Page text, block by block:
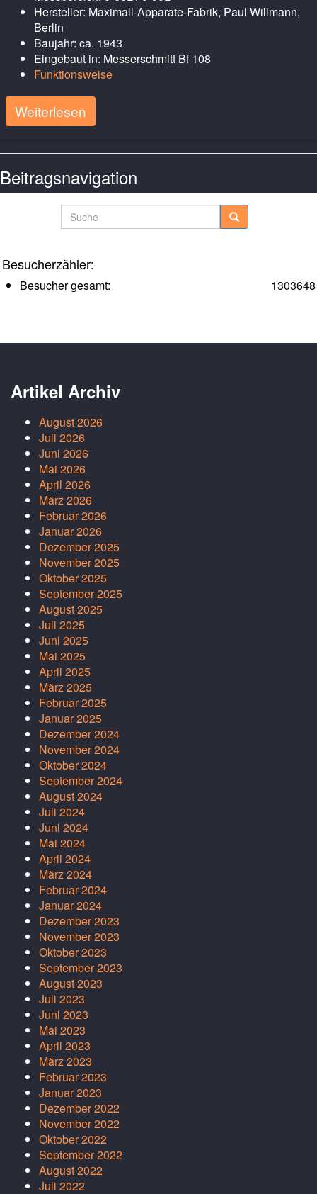
Hersteller: Maximall-Apparate-Fabrik, Paul Willmann,
Berlin
Baujahr: ca. 1943
Eingebaut in: Messerschmitt Bf 108
Funktionsweise
Weiterlesen
Beitragsnavigation
Suche
Besucherzähler:
1303648
Besucher gesamt:
Artikel Archiv
August 2026
Juli 2026
Juni 2026
Mai 2026
April 2026
März 2026
Februar 2026
Januar 2026
Dezember 2025
November 2025
Oktober 2025
September 2025
August 2025
Juli 2025
Juni 2025
Mai 2025
April 2025
März 2025
Februar 2025
Januar 2025
Dezember 2024
November 2024
Oktober 2024
September 2024
August 2024
Juli 2024
Juni 2024
Mai 2024
April 2024
März 2024
Februar 2024
Januar 2024
Dezember 2023
November 2023
Oktober 2023
September 2023
August 2023
Juli 2023
Juni 2023
Mai 2023
April 2023
März 2023
Februar 2023
Januar 2023
Dezember 2022
November 2022
Oktober 2022
September 2022
August 2022
Juli 2022